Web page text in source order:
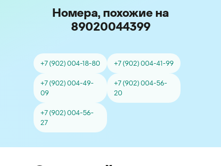
Номера, похожие на
89020044399
+7 (902) 004-18-80 +7 (902) 004-41-99
+7 (902) 004-49-
09
+7 (902) 004-56-
20
+7 (902) 004-56-
27